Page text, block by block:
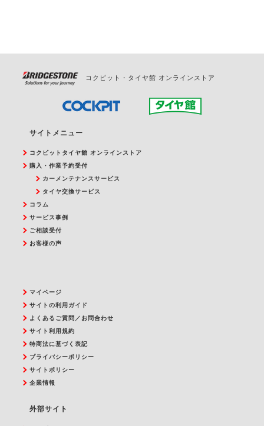
コクピット・タイヤ館 オンラインストア
サイトメニュー
コクピットタイヤ館 オンラインストア
購入・作業予約受付
カーメンテナンスサービス
タイヤ交換サービス
コラム
サービス事例
ご相談受付
お客様の声
マイページ
サイトの利用ガイド
よくあるご質問／お問合わせ
サイト利用規約
特商法に基づく表記
プライバシーポリシー
サイトポリシー
企業情報
外部サイト